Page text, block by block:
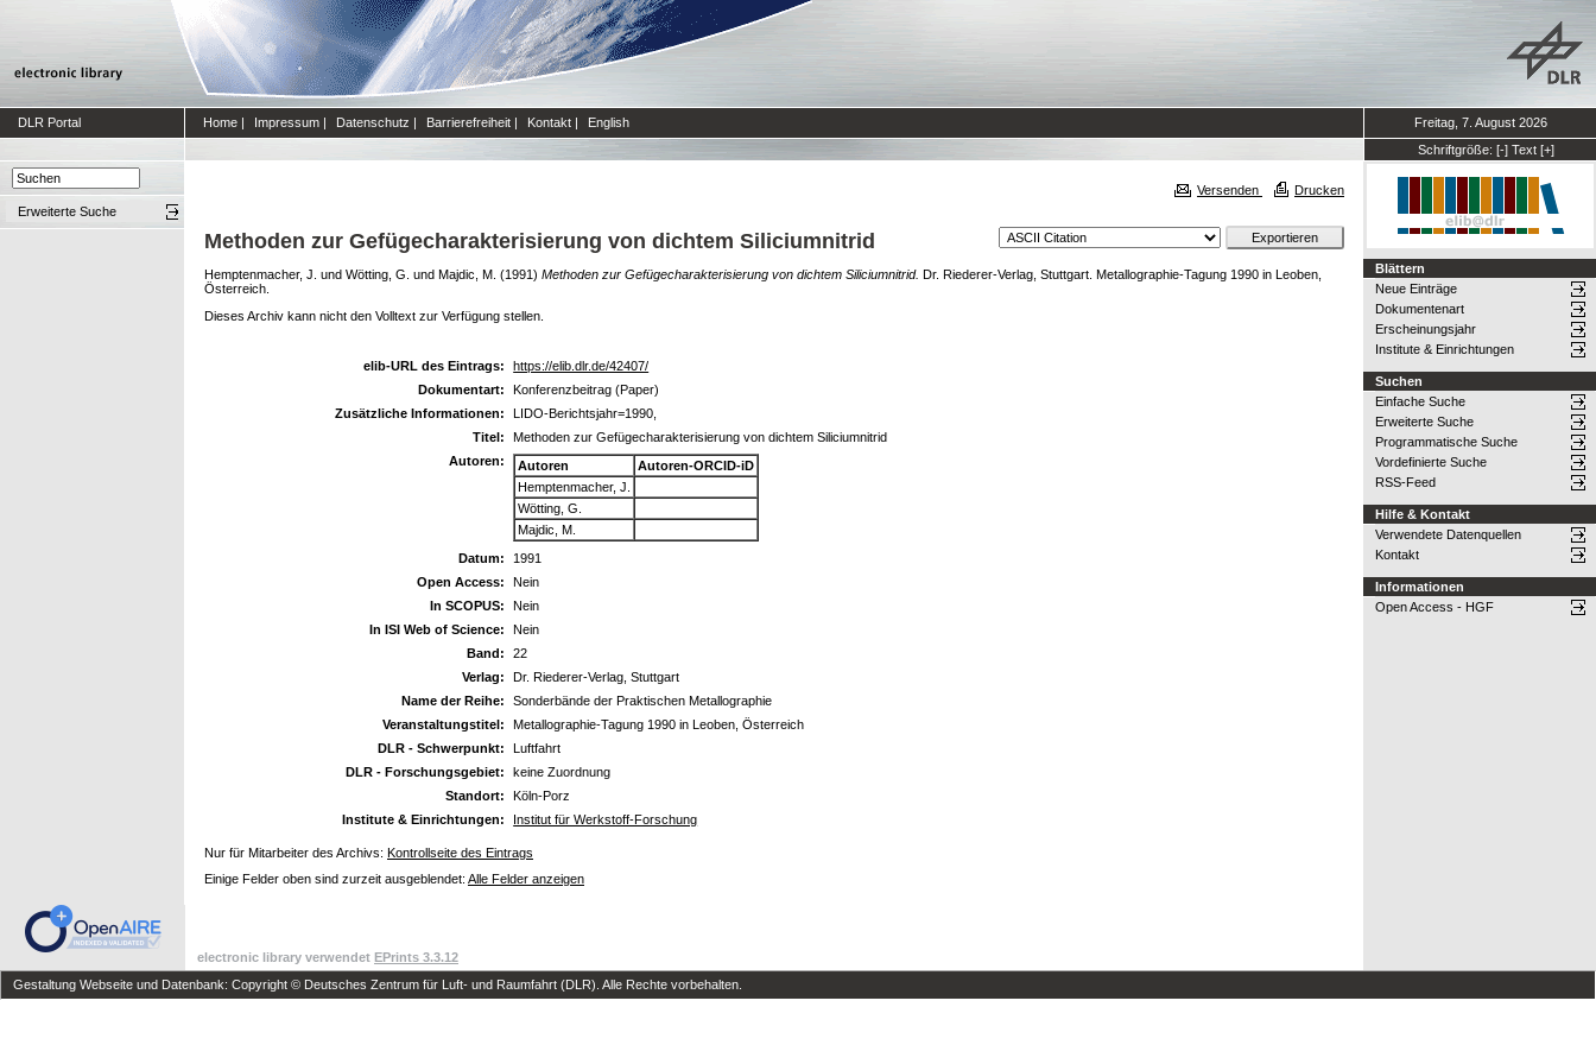
DLR Portal Home | Impressum | Datenschutz | Barrierefreiheit | Kontakt | English
Freitag, 7. August 2026
Schriftgröße: [-] Text [+]
Erweiterte Suche
Versenden Drucken
Methoden zur Gefügecharakterisierung von dichtem Siliciumnitrid
Hemptenmacher, J. und Wötting, G. und Majdic, M. (1991) Methoden zur Gefügecharakterisierung von dichtem Siliciumnitrid. Dr. Riederer-Verlag, Stuttgart. Metallographie-Tagung 1990 in Leoben,
Österreich.
Dieses Archiv kann nicht den Volltext zur Verfügung stellen.
elib-URL des Eintrags:
https://elib.dlr.de/42407/
Dokumentart:
Konferenzbeitrag (Paper)
Zusätzliche Informationen:
LIDO-Berichtsjahr=1990,
Titel:
Methoden zur Gefügecharakterisierung von dichtem Siliciumnitrid
Autoren:
Autoren
Autoren-ORCID-iD
Hemptenmacher, J.
Wötting, G.
Majdic, M.
Datum:
1991
Open Access:
Nein
In SCOPUS:
Nein
In ISI Web of Science:
Nein
Band:
22
Verlag:
Dr. Riederer-Verlag, Stuttgart
Name der Reihe:
Sonderbände der Praktischen Metallographie
Veranstaltungstitel:
Metallographie-Tagung 1990 in Leoben, Österreich
DLR - Schwerpunkt:
Luftfahrt
DLR - Forschungsgebiet:
keine Zuordnung
Standort:
Köln-Porz
Institute & Einrichtungen:
Institut für Werkstoff-Forschung
Nur für Mitarbeiter des Archivs: Kontrollseite des Eintrags
Einige Felder oben sind zurzeit ausgeblendet: Alle Felder anzeigen
Blättern
Neue Einträge
Dokumentenart
Erscheinungsjahr
Institute & Einrichtungen
Suchen
Einfache Suche
Erweiterte Suche
Programmatische Suche
Vordefinierte Suche
RSS-Feed
Hilfe & Kontakt
Verwendete Datenquellen
Kontakt
Informationen
Open Access - HGF
electronic library verwendet EPrints 3.3.12
Gestaltung Webseite und Datenbank: Copyright © Deutsches Zentrum für Luft- und Raumfahrt (DLR). Alle Rechte vorbehalten.